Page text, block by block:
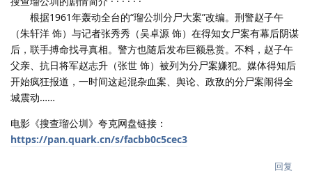
根据1961年轰动全台的“瑠公圳分尸大案”改编。刑警赵子午
（朱轩洋 饰）与记者张秀秀（吴卓源 饰）在得知女尸案有幕后阴谋
后，联手搏命找寻真相。警方也随后发布巨额悬赏。不料，赵子午
父亲、抗日将军赵志升（张世 饰）被列为分尸案嫌犯。媒体得知后
开始疯狂报道，一时间这起混杂血案、舆论、政敌的分尸案闹得全
城震动……
电影《搜查瑠公圳》夸克网盘链接：
https://pan.quark.cn/s/facbb0c5cec3
回复